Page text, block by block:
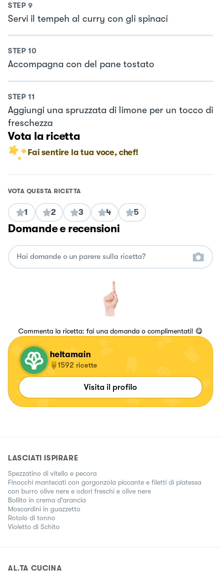
STEP 9
Servi il tempeh al curry con gli spinaci
STEP 10
Accompagna con del pane tostato
STEP 11
Aggiungi una spruzzata di limone per un tocco di
freschezza
Vota la ricetta
Fai sentire la tua voce, chef!
VOTA QUESTA RICETTA
1 2 3 4 5
Domande e recensioni
Commenta la ricetta: fai una domanda o complimentati! 😋
heltamain
1592 ricette
Visita il profilo
LASCIATI ISPIRARE
Spezzatino di vitello e pecora
Finocchi mantecati con gorgonzola piccante e filetti di platessa
con burro olive nere e odori freschi e olive nere
Bollito in crema d'arancia
Moscardini in guazzetto
Rotolo di tonno
Violetto di Schito
AL.TA CUCINA